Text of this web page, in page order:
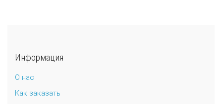
Информация
О нас
Как заказать